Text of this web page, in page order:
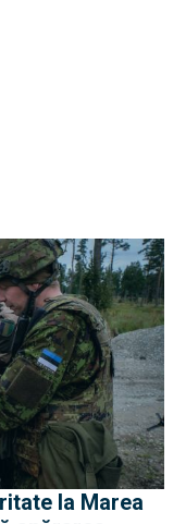
la Marea